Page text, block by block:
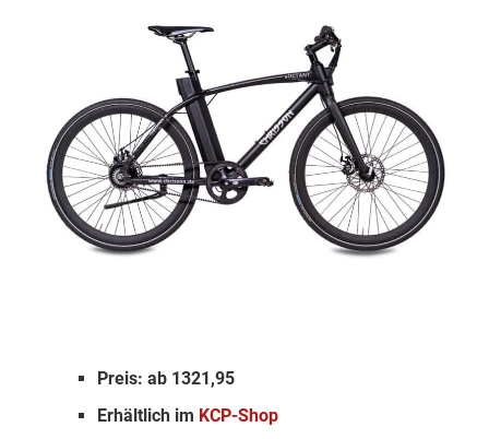
Preis: ab 1321,95
Erhältlich im KCP-Shop